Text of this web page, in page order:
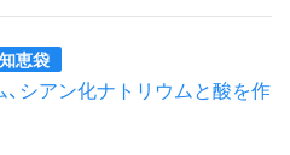
恵袋
シアン化ナトリウムと酸を作